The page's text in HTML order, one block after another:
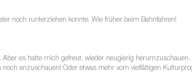
noch runterziehen konnte. Wie früher beim Bahnfahren!
es hatte mich gefreut, wieder neugierig herumzuschauen,
anzuschauen! Oder etwas mehr vom vielfältigen